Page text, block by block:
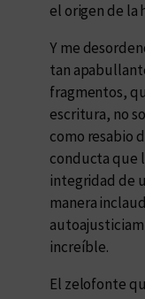
el origen de la
Y me
tan
fragmentos,
escritura, no
como resabio
conducta que
integridad de
manera
increíble.
El zelofonte